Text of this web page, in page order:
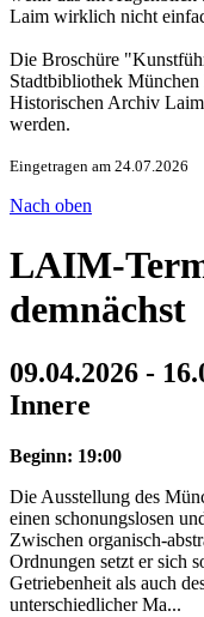
Laim wirklich nicht
Die Broschüre
Stadtbibliothek
Historischen Archiv
werden.
Eingetragen am 24.07.2026
Nach oben
LAIM-
demnächst
09.04.2026 -
Innere
Beginn: 19:00
Die Ausstellung des
einen schonungslosen
Zwischen organisch-
Ordnungen setzt er sich
Getriebenheit als auch
unterschiedlicher Ma...